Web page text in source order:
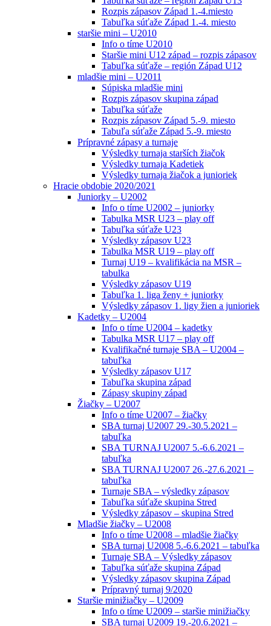
Rozpis zápasov Západ 1.-4.miesto
Tabuľka súťaže Západ 1.-4. miesto
staršie mini – U2010
Info o tíme U2010
Staršie mini U12 západ – rozpis zápasov
Tabuľka súťaže – región Západ U12
mladšie mini – U2011
Súpiska mladšie mini
Rozpis zápasov skupina západ
Tabuľka súťaže
Rozpis zápasov Západ 5.-9. miesto
Tabuľa súťaže Západ 5.-9. miesto
Prípravné zápasy a turnaje
Výsledky turnaja starších žiačok
Výsledky turnaja Kadetiek
Výsledky turnaja žiačok a junioriek
Hracie obdobie 2020/2021
Juniorky – U2002
Info o tíme U2002 – juniorky
Tabulka MSR U23 – play off
Tabuľka súťaže U23
Výsledky zápasov U23
Tabulka MSR U19 – play off
Turnaj U19 – kvalifikácia na MSR –
tabulka
Výsledky zápasov U19
Tabuľka 1. liga ženy + juniorky
Výsledky zápasov 1. ligy žien a junioriek
Kadetky – U2004
Info o tíme U2004 – kadetky
Tabulka MSR U17 – play off
Kvalifikačné turnaje SBA – U2004 –
tabuľka
Výsledky zápasov U17
Tabuľka skupina západ
Zápasy skupiny západ
Žiačky – U2007
Info o tíme U2007 – žiačky
SBA turnaj U2007 29.-30.5.2021 –
tabuľka
SBA TURNAJ U2007 5.-6.6.2021 –
tabuľka
SBA TURNAJ U2007 26.-27.6.2021 –
tabuľka
Turnaje SBA – výsledky zápasov
Tabuľka súťaže skupina Stred
Výsledky zápasov – skupina Stred
Mladšie žiačky – U2008
Info o tíme U2008 – mladšie žiačky
SBA turnaj U2008 5.-6.6.2021 – tabuľka
Turnaje SBA – Výsledky zápasov
Tabuľka súťaže skupina Západ
Výsledky zápasov skupina Západ
Prípravný turnaj 9/2020
Staršie minižiačky – U2009
Info o tíme U2009 – staršie minižiačky
SBA turnaj U2009 19.-20.6.2021 –